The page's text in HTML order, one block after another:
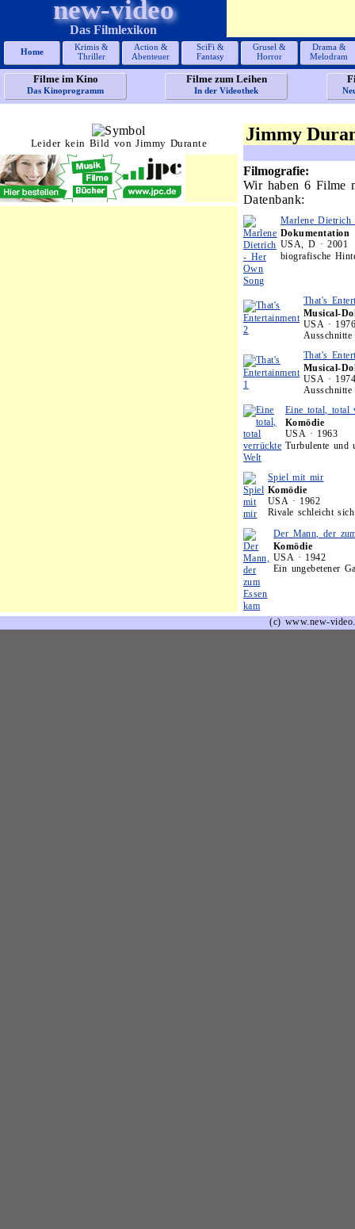
new-video
Das Filmlexikon
Home
Krimis &
Thriller
Action &
Abenteuer
SciFi &
Fantasy
Grusel &
Horror
Drama &
Melodram
Filme im Kino
Das Kinoprogramm
Filme zum Leihen
In der Videothek
Leider kein Bild von Jimmy Durante Jimmy
Filmografie:
Wir haben 6 Filme
Datenbank:
Marlene
Dokumentation
USA, D · 2001
biografische
That's
Musical-
USA · 1976
That's
Musical-
USA · 1974
Eine total, total
Komödie
USA · 1963
Turbulente und
Spiel mit mir
Komödie
USA · 1962
Rivale schleicht
Der Mann, der
Komödie
USA · 1942
Ein ungebetener
(c) www.new-